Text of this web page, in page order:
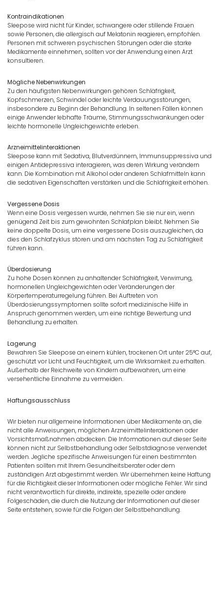
Kontraindikationen
Sleepose wird nicht für Kinder, schwangere oder stillende Frauen
sowie Personen, die allergisch auf Melatonin reagieren, empfohlen.
Personen mit schweren psychischen Störungen oder die starke
Medikamente einnehmen, sollten vor der Anwendung einen Arzt
konsultieren.
Mögliche Nebenwirkungen
Zu den häufigsten Nebenwirkungen gehören Schläfrigkeit,
Kopfschmerzen, Schwindel oder leichte Verdauungsstörungen,
insbesondere zu Beginn der Behandlung. In seltenen Fällen können
einige Anwender lebhafte Träume, Stimmungsschwankungen oder
leichte hormonelle Ungleichgewichte erleben.
Arzneimittelinteraktionen
Sleepose kann mit Sedativa, Blutverdünnern, Immunsuppressiva und
einigen Antidepressiva interagieren, was deren Wirkung verändern
kann. Die Kombination mit Alkohol oder anderen Schlafmitteln kann
die sedativen Eigenschaften verstärken und die Schläfrigkeit erhöhen.
Vergessene Dosis
Wenn eine Dosis vergessen wurde, nehmen Sie sie nur ein, wenn
genügend Zeit bis zum gewohnten Schlafplan bleibt. Nehmen Sie
keine doppelte Dosis, um eine vergessene Dosis auszugleichen, da
dies den Schlafzyklus stören und am nächsten Tag zu Schläfrigkeit
führen kann.
Überdosierung
Zu hohe Dosen können zu anhaltender Schläfrigkeit, Verwirrung,
hormonellen Ungleichgewichten oder Veränderungen der
Körpertemperaturregelung führen. Bei Auftreten von
Überdosierungssymptomen sollte sofort medizinische Hilfe in
Anspruch genommen werden, um eine richtige Bewertung und
Behandlung zu erhalten.
Lagerung
Bewahren Sie Sleepose an einem kühlen, trockenen Ort unter 25°C auf,
geschützt vor Licht und Feuchtigkeit, um die Wirksamkeit zu erhalten.
Außerhalb der Reichweite von Kindern aufbewahren, um eine
versehentliche Einnahme zu vermeiden.
Haftungsausschluss
Wir bieten nur allgemeine Informationen über Medikamente an, die
nicht alle Anweisungen, möglichen Arzneimittelinteraktionen oder
Vorsichtsmaßnahmen abdecken. Die Informationen auf dieser Seite
können nicht zur Selbstbehandlung oder Selbstdiagnose verwendet
werden. Jegliche spezifische Anweisungen für einen bestimmten
Patienten sollten mit Ihrem Gesundheitsberater oder dem
zuständigen Arzt abgestimmt werden. Wir übernehmen keine Haftung
für die Richtigkeit dieser Informationen oder mögliche Fehler. Wir sind
nicht verantwortlich für direkte, indirekte, spezielle oder andere
Folgeschäden, die durch die Nutzung der Informationen auf dieser
Seite entstehen, sowie für die Folgen der Selbstbehandlung.